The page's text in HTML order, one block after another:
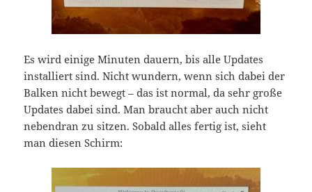
Es wird einige Minuten dauern, bis alle Updates
installiert sind. Nicht wundern, wenn sich dabei der
Balken nicht bewegt – das ist normal, da sehr große
Updates dabei sind. Man braucht aber auch nicht
nebendran zu sitzen. Sobald alles fertig ist, sieht
man diesen Schirm: